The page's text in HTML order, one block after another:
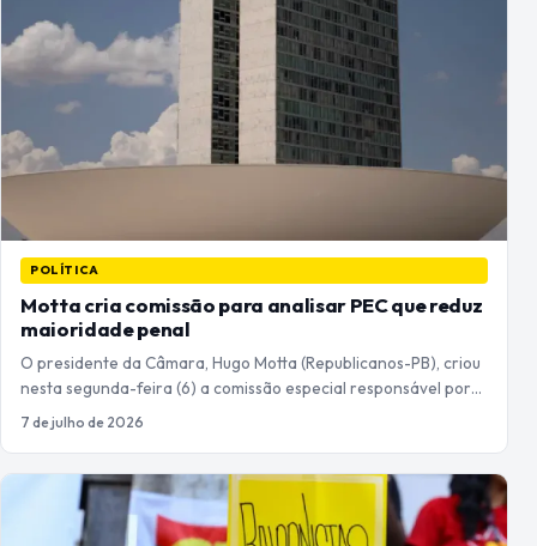
POLÍTICA
Motta cria comissão para analisar PEC que reduz
maioridade penal
O presidente da Câmara, Hugo Motta (Republicanos-PB), criou
nesta segunda-feira (6) a comissão especial responsável por…
7 de julho de 2026